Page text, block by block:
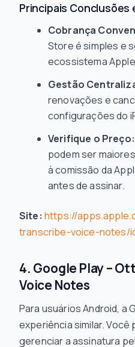
Principais Conclusões
Cobrança
Store é simples e
ecossistema
Gestão
renovações e
configurações do
Verifique o Preço:
podem ser
à comissão da
antes de assinar.
Site: https://
transcribe-voice-notes/
4. Google Play –
Voice Notes
Para usuários Android, a
experiência similar. Você
gerenciar a assinatura